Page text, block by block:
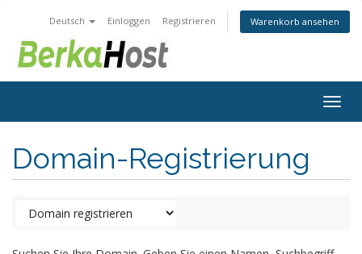
Deutsch Einloggen Registrieren Warenkorb ansehen
Domain-Registrierung